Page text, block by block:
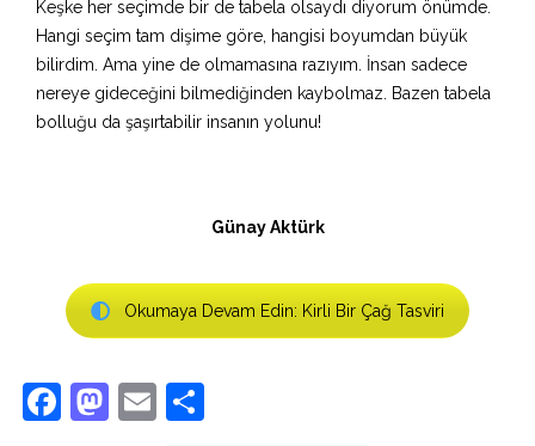
Keşke her seçimde bir de tabela olsaydı diyorum önümde.
Hangi seçim tam dişime göre, hangisi boyumdan büyük
bilirdim. Ama yine de olmamasına razıyım. İnsan sadece
nereye gideceğini bilmediğinden kaybolmaz. Bazen tabela
bolluğu da şaşırtabilir insanın yolunu!
Günay Aktürk
Okumaya Devam Edin: Kirli Bir Çağ Tasviri
Facebook
Mastodon
Email